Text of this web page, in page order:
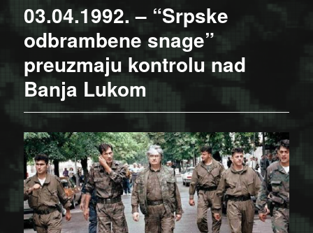
03.04.1992. – “Srpske
odbrambene snage”
preuzmaju kontrolu nad
Banja Lukom